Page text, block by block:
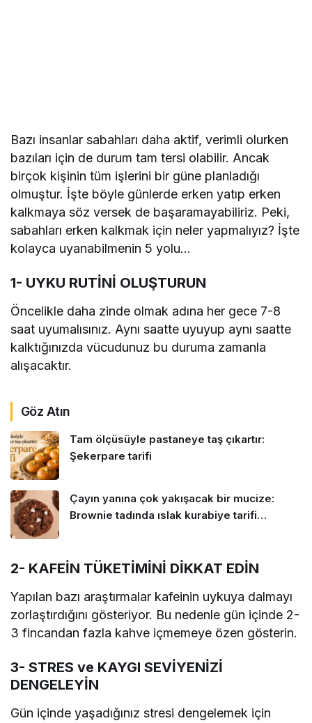
Bazı insanlar sabahları daha aktif, verimli olurken
bazıları için de durum tam tersi olabilir. Ancak
birçok kişinin tüm işlerini bir güne planladığı
olmuştur. İşte böyle günlerde erken yatıp erken
kalkmaya söz versek de başaramayabiliriz. Peki,
sabahları erken kalkmak için neler yapmalıyız? İşte
kolayca uyanabilmenin 5 yolu…
1- UYKU RUTİNİ OLUŞTURUN
Öncelikle daha zinde olmak adına her gece 7-8
saat uyumalısınız. Aynı saatte uyuyup aynı saatte
kalktığınızda vücudunuz bu duruma zamanla
alışacaktır.
Göz Atın
Tam ölçüsüyle pastaneye taş çıkartır:
Şekerpare tarifi
Çayın yanına çok yakışacak bir mucize:
Brownie tadında ıslak kurabiye tarifi…
2- KAFEİN TÜKETİMİNİ DİKKAT EDİN
Yapılan bazı araştırmalar kafeinin uykuya dalmayı
zorlaştırdığını gösteriyor. Bu nedenle gün içinde 2-
3 fincandan fazla kahve içmemeye özen gösterin.
3- STRES ve KAYGI SEVİYENİZİ
DENGELEYİN
Gün içinde yaşadığınız stresi dengelemek için